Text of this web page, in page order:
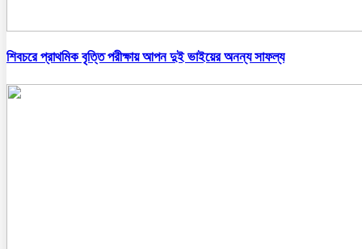
শিবচরে প্রাথমিক বৃত্তি পরীক্ষায় আপন দুই ভাইয়ের অনন্য সাফল্য